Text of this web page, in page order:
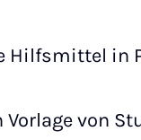
Hilfsmittel in
von